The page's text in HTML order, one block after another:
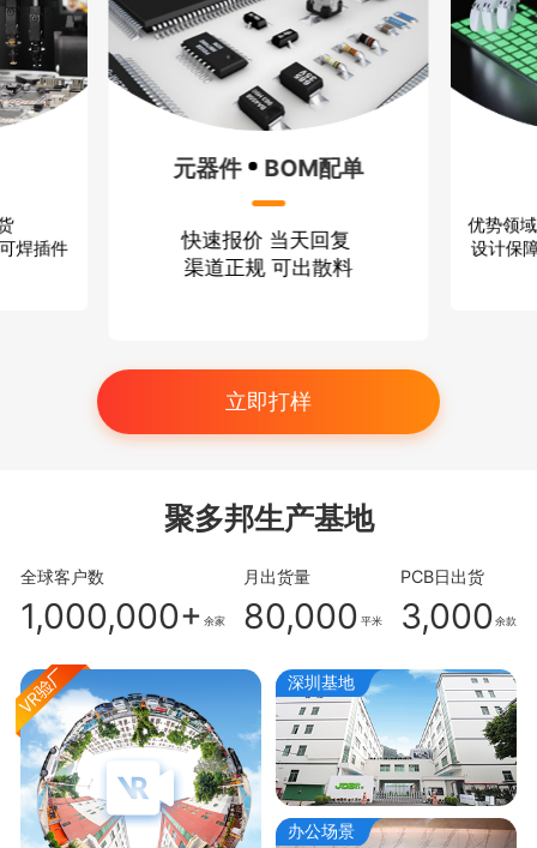
当天回复
可出散料
方案设计
优势领域：无线通信 消费电子
设计保障：严格保密 技术过硬
立即打样
聚多邦生产基地
全球客户数
1,000,000+ 余家
月出货量
80,000 平米
PCB日出货
3,000 余款
深圳基地
办公场景